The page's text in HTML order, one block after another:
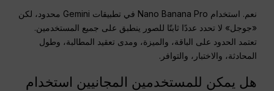
نعم. استخدام Nano Banana Pro في تطبيقات Gemini محدود، لكن
«جوجل» لا تحدد عددًا ثابتًا للصور ينطبق على جميع المستخدمين.
تعتمد الحدود على الباقة، والميزة، ومدى تعقيد المطالبة، وطول
المحادثة، والاختبار، والتوافر.
هل يمكن للمستخدمين المجانيين استخدام